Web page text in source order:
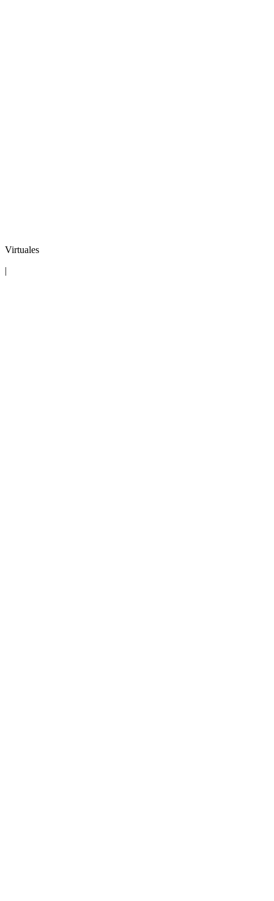
Virtuales
|